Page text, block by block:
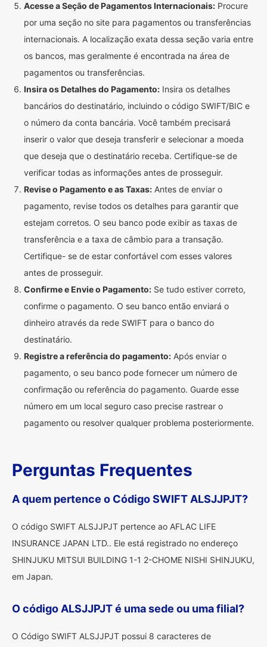
Acesse a Seção de Pagamentos Internacionais: Procure
por uma seção no site para pagamentos ou transferências
internacionais. A localização exata dessa seção varia entre
os bancos, mas geralmente é encontrada na área de
pagamentos ou transferências.
Insira os Detalhes do Pagamento: Insira os detalhes
bancários do destinatário, incluindo o código SWIFT/BIC e
o número da conta bancária. Você também precisará
inserir o valor que deseja transferir e selecionar a moeda
que deseja que o destinatário receba. Certifique-se de
verificar todas as informações antes de prosseguir.
Revise o Pagamento e as Taxas: Antes de enviar o
pagamento, revise todos os detalhes para garantir que
estejam corretos. O seu banco pode exibir as taxas de
transferência e a taxa de câmbio para a transação.
Certifique- se de estar confortável com esses valores
antes de prosseguir.
Confirme e Envie o Pagamento: Se tudo estiver correto,
confirme o pagamento. O seu banco então enviará o
dinheiro através da rede SWIFT para o banco do
destinatário.
Registre a referência do pagamento: Após enviar o
pagamento, o seu banco pode fornecer um número de
confirmação ou referência do pagamento. Guarde esse
número em um local seguro caso precise rastrear o
pagamento ou resolver qualquer problema posteriormente.
Perguntas Frequentes
A quem pertence o Código SWIFT ALSJJPJT?
O código SWIFT ALSJJPJT pertence ao AFLAC LIFE
INSURANCE JAPAN LTD.. Ele está registrado no endereço
SHINJUKU MITSUI BUILDING 1-1 2-CHOME NISHI SHINJUKU,
em Japan.
O código ALSJJPJT é uma sede ou uma filial?
O Código SWIFT ALSJJPJT possui 8 caracteres de